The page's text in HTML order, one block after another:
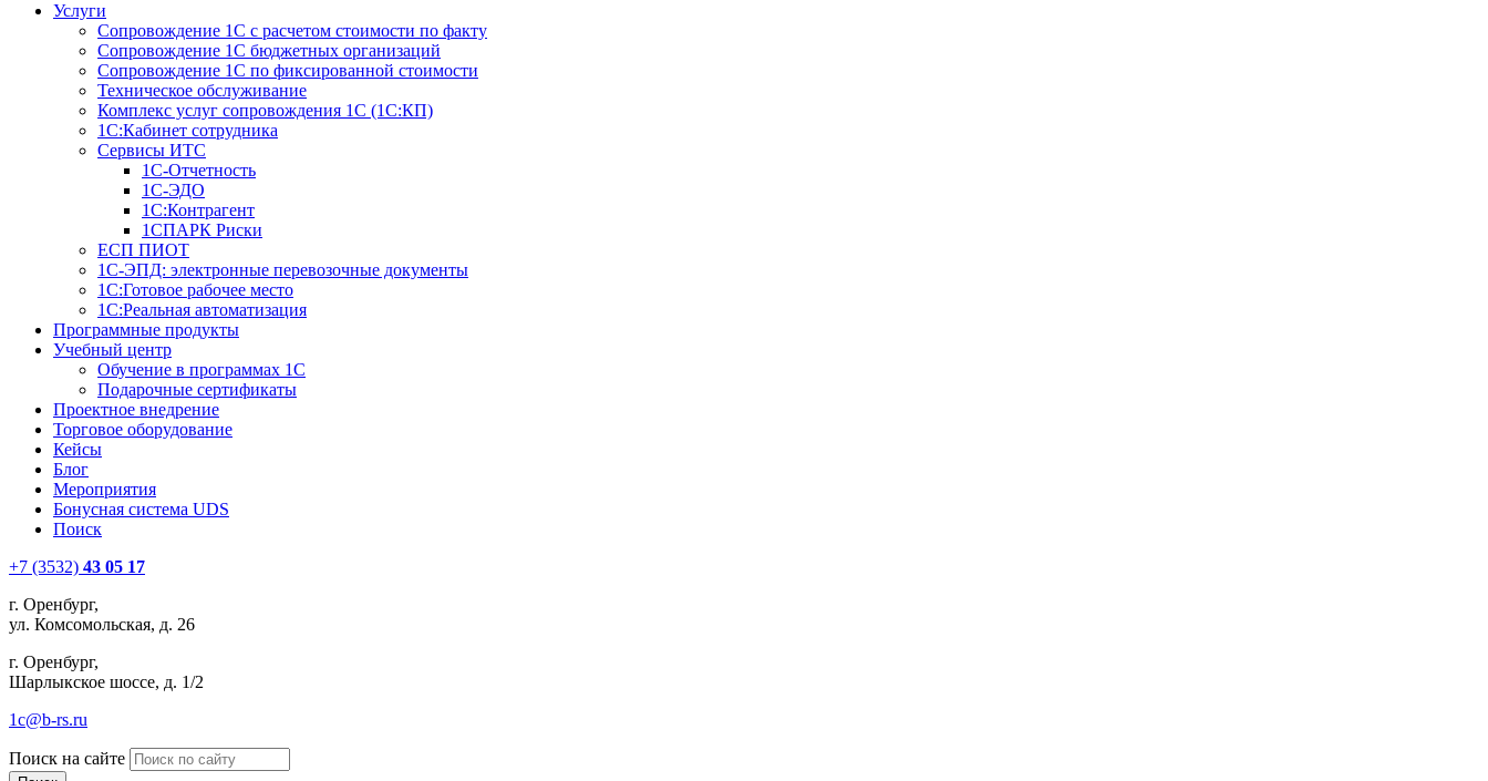
Услуги
Сопровождение 1С с расчетом стоимости по факту
Сопровождение 1С бюджетных организаций
Сопровождение 1С по фиксированной стоимости
Техническое обслуживание
Комплекс услуг сопровождения 1С (1С:КП)
1С:Кабинет сотрудника
Сервисы ИТС
1С-Отчетность
1С-ЭДО
1С:Контрагент
1СПАРК Риски
ЕСП ПИОТ
1С-ЭПД: электронные перевозочные документы
1С:Готовое рабочее место
1С:Реальная автоматизация
Программные продукты
Учебный центр
Обучение в программах 1С
Подарочные сертификаты
Проектное внедрение
Торговое оборудование
Кейсы
Блог
Мероприятия
Бонусная система UDS
Поиск
+7 (3532) 43 05 17
г. Оренбург,
ул. Комсомольская, д. 26
г. Оренбург,
Шарлыкское шоссе, д. 1/2
1c@b-rs.ru
Поиск на сайте